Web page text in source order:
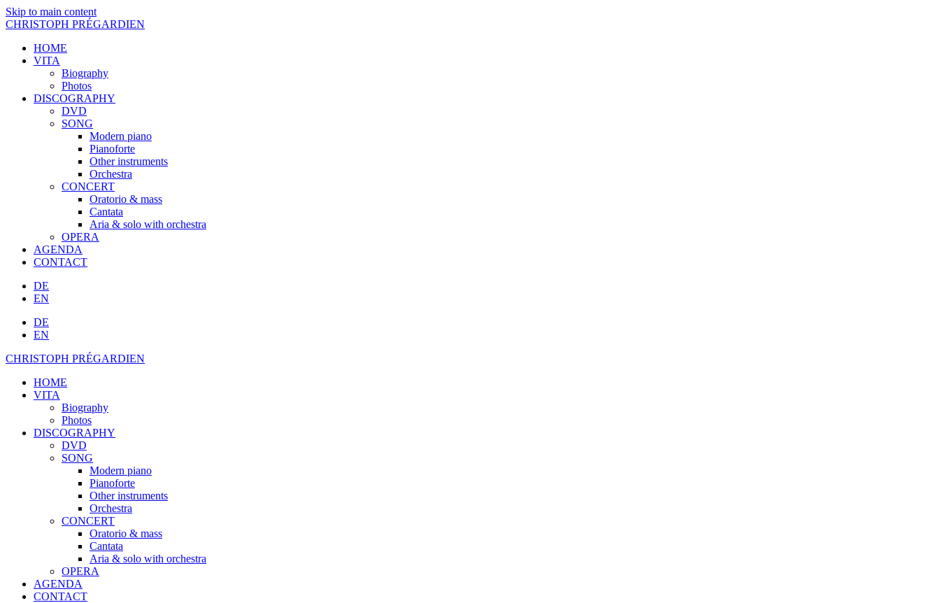
Skip to main content
CHRISTOPH PRÉGARDIEN
HOME
VITA
Biography
Photos
DISCOGRAPHY
DVD
SONG
Modern piano
Pianoforte
Other instruments
Orchestra
CONCERT
Oratorio & mass
Cantata
Aria & solo with orchestra
OPERA
AGENDA
CONTACT
DE
EN
DE
EN
CHRISTOPH PRÉGARDIEN
HOME
VITA
Biography
Photos
DISCOGRAPHY
DVD
SONG
Modern piano
Pianoforte
Other instruments
Orchestra
CONCERT
Oratorio & mass
Cantata
Aria & solo with orchestra
OPERA
AGENDA
CONTACT